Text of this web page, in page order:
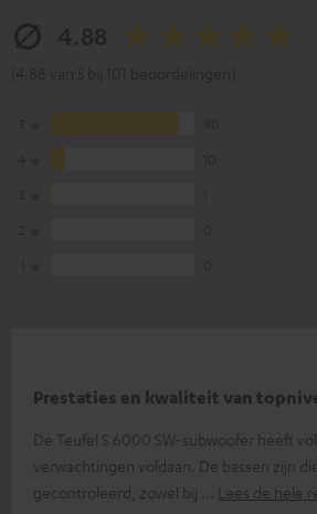
Prestaties en kwaliteit van
De Teufel S 6000 SW-subwoofer heeft
verwachtingen voldaan. De bassen zijn
gecontroleerd, zowel bij
Lees de hele